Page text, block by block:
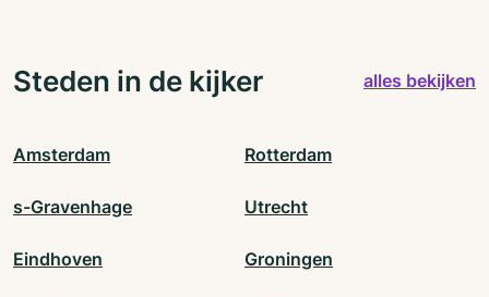
Steden in de kijker alles bekijken
Amsterdam Rotterdam
s-Gravenhage Utrecht
Eindhoven Groningen